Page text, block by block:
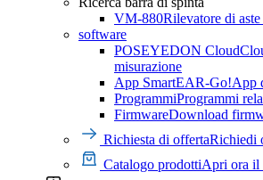
VM-880Rilevatore di
software
POSEYEDON Cloud
misurazione
App SmartEAR-Go!App
ProgrammiProgrammi
FirmwareDownload
Richiesta di offertaRichiedi
Catalogo prodottiApri ora il